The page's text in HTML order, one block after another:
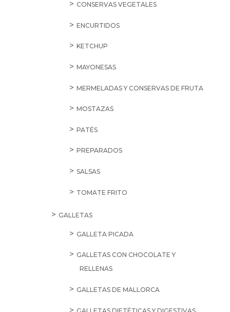
CONSERVAS VEGETALES
ENCURTIDOS
KETCHUP
MAYONESAS
MERMELADAS Y CONSERVAS DE FRUTA
MOSTAZAS
PATÉS
PREPARADOS
SALSAS
TOMATE FRITO
GALLETAS
GALLETA PICADA
GALLETAS CON CHOCOLATE Y
RELLENAS
GALLETAS DE MALLORCA